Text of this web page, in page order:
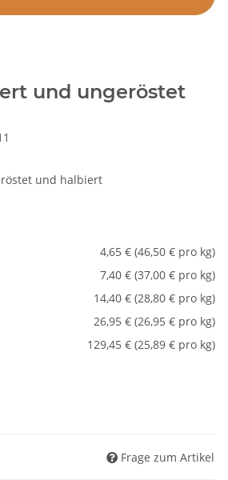
und ungeröstet
und halbiert
4,65 € (46,50 € pro kg)
7,40 € (37,00 € pro kg)
14,40 € (28,80 € pro kg)
26,95 € (26,95 € pro kg)
129,45 € (25,89 € pro kg)
Frage zum Artikel